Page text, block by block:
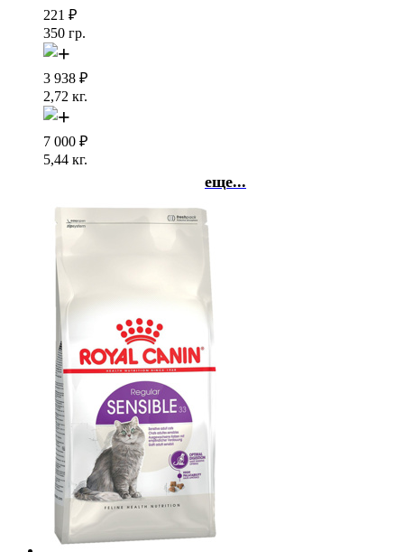
221 ₽
350 гр.
3 938 ₽
2,72 кг.
7 000 ₽
5,44 кг.
еще...